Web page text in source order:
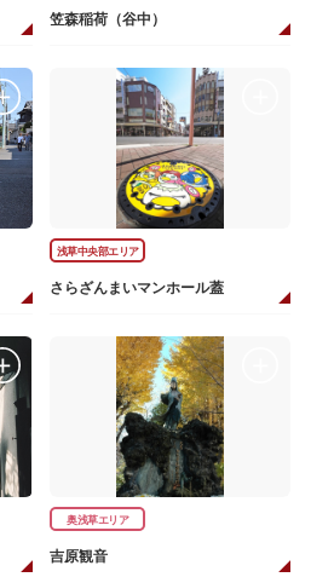
笠森稲荷（谷中）
浅草中央部エリア
さらざんまいマンホール蓋
奥浅草エリア
吉原観音